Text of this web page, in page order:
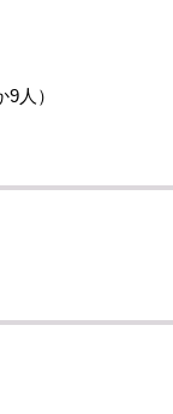
人）